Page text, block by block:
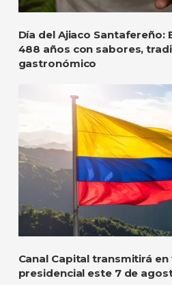
Día del Ajiaco Santafereño:
488 años con sabores,
gastronómico
Canal Capital transmitirá
presidencial este 7 de